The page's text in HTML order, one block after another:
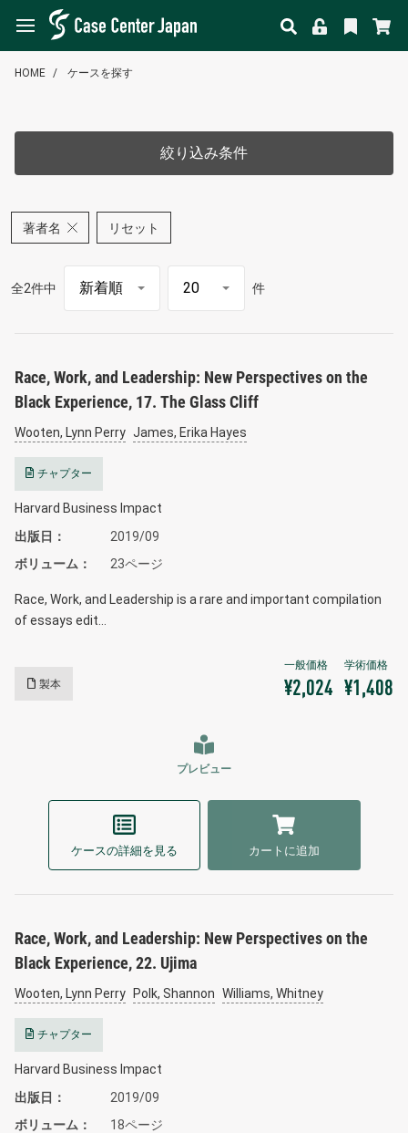
HOME ケースを探す
著者名 リセット
全2件中 件
Race, Work, and Leadership: New Perspectives on the
Black Experience, 17. The Glass Cliff
Wooten, Lynn Perry James, Erika Hayes
チャプター
Harvard Business Impact
出版日
2019/09
ボリューム
23ページ
Race, Work, and Leadership is a rare and important compilation
of essays edit…
製本 ¥2,024 ¥1,408
プレビュー
ケースの詳細を見る カートに追加
Race, Work, and Leadership: New Perspectives on the
Black Experience, 22. Ujima
Wooten, Lynn Perry Polk, Shannon Williams, Whitney
チャプター
Harvard Business Impact
出版日
2019/09
ボリューム
18ページ
絞り込み条件